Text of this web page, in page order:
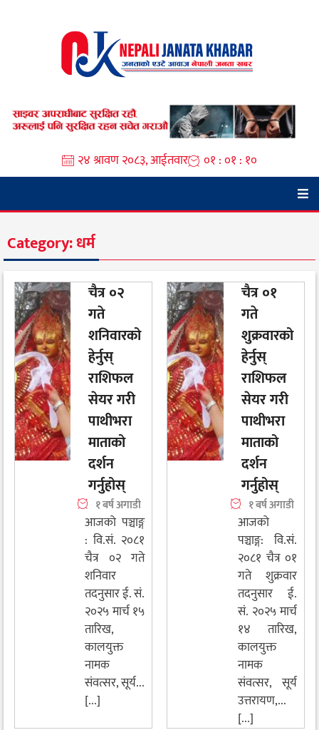
२४ श्रावण २०८३, आईतवार ०१ : ०१ : १०
Category:धर्म
चैत्र ०२
गते
शनिवारको
हेर्नुस्
राशिफल
सेयर गरी
पाथीभरा
माताको
दर्शन
गर्नुहोस्
१ बर्ष अगाडी
आजको पञ्चाङ्ग
: वि.सं. २०८१
चैत्र ०२ गते
शनिवार
तदनुसार ई. सं.
२०२५ मार्च १५
तारिख,
कालयुक्त
नामक
संवत्सर, सूर्य...
[...]
चैत्र ०१
गते
शुक्रवारको
हेर्नुस्
राशिफल
सेयर गरी
पाथीभरा
माताको
दर्शन
गर्नुहोस्
१ बर्ष अगाडी
आजको
पञ्चाङ्ग: वि.सं.
२०८१ चैत्र ०१
गते शुक्रवार
तदनुसार ई.
सं. २०२५ मार्च
१४ तारिख,
कालयुक्त
नामक
संवत्सर, सूर्य
उत्तरायण,...
[...]